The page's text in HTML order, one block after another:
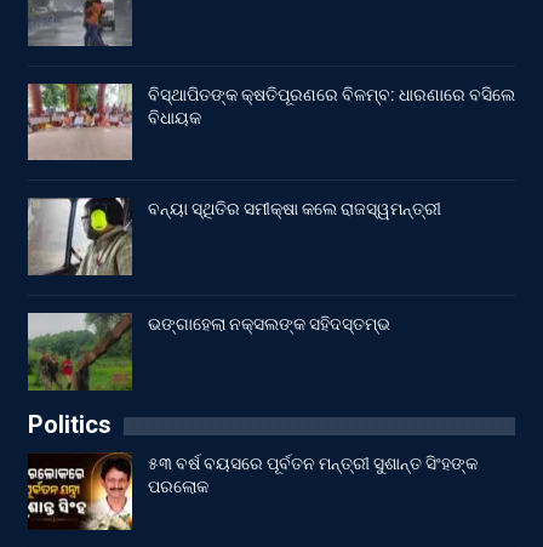
ବିସ୍ଥାପିତଙ୍କ କ୍ଷତିପୂରଣରେ ବିଳମ୍ବ: ଧାରଣାରେ ବସିଲେ
ବିଧାୟକ
ବନ୍ୟା ସ୍ଥିତିର ସମୀକ୍ଷା କଲେ ରାଜସ୍ୱମନ୍ତ୍ରୀ
ଭଙ୍ଗାହେଲା ନକ୍ସଲଙ୍କ ସହିଦସ୍ତମ୍ଭ
Politics
୫୩ ବର୍ଷ ବୟସରେ ପୂର୍ବତନ ମନ୍ତ୍ରୀ ସୁଶାନ୍ତ ସିଂହଙ୍କ
ପରଲୋକ